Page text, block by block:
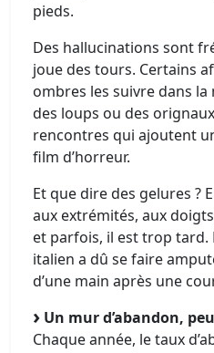
pieds.
Des hallucinations sont
joue des tours. Certains
ombres les suivre dans
des loups ou des
rencontres qui ajoutent
film d’horreur.
Et que dire des gelures ?
aux extrémités, aux
et parfois, il est trop tard.
italien a dû se faire
d’une main après une
Un mur d’abandon,
Chaque année, le taux